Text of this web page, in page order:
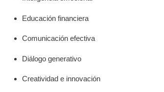
Educación financiera
Comunicación efectiva
Diálogo generativo
Creatividad e innovación